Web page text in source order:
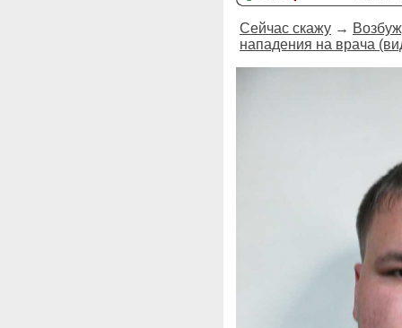
Сейчас скажу →
нападения на врача